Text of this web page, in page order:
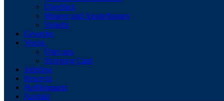
Überblick
Museen und Ausstellungen
Verkehr
Gewerbe
Verein
Über uns
Shopping Card
Jobbörse
Reservix
Hofflohmarkt
Kontakt